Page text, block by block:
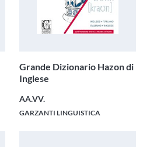
Grande Dizionario Hazon di
Inglese
AA.VV.
GARZANTI LINGUISTICA